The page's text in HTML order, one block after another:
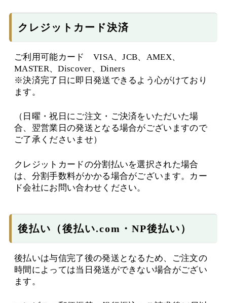
クレジットカード決済
ご利用可能カード VISA、JCB、AMEX、
MASTER、Discover、Diners
※決済完了日に即日発送できるよう心がけており
ます。
（日曜・祝日にご注文・ご決済をいただいた場
合、翌営業日の発送となる場合がございますので
ご了承くださいませ）
クレジットカードの分割払いを選択された場合
は、分割手数料がかかる場合がございます。カー
ド会社にお問い合わせください。
後払い（後払い.com・NP後払い）
後払いは与信完了後の発送となるため、ご注文の
時間によっては当日発送ができない場合がござい
ます。